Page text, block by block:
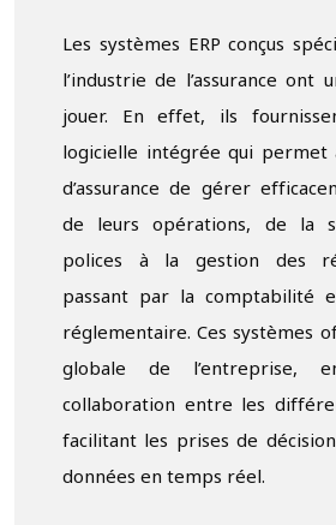
Les systèmes ERP conçus
l’industrie de l’assurance ont
jouer. En effet, ils
logicielle intégrée qui permet
d’assurance de gérer
de leurs opérations, de la
polices à la gestion des
passant par la comptabilité
réglementaire. Ces systèmes
globale de l’entreprise,
collaboration entre les
facilitant les prises de
données en temps réel.